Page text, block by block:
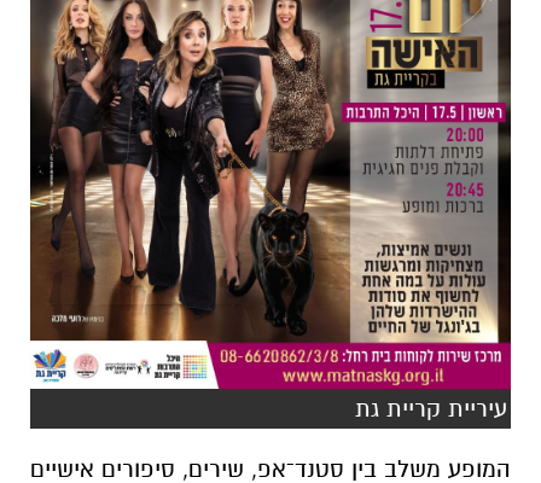
עיריית קריית גת
המופע משלב בין סטנד־אפ, שירים, סיפורים אישיים